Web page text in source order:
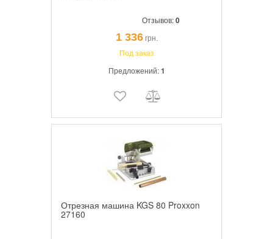
Отзывов:0
1 336грн.
Под заказ
Предложений:1
Отрезная машина KGS 80 Proxxon
27160